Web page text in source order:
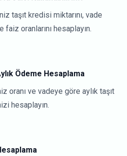
taşıt kredisi miktarını, vade
oranlarını hesaplayın.
Ödeme Hesaplama
oranı ve vadeye göre aylık taşıt
hesaplayın.